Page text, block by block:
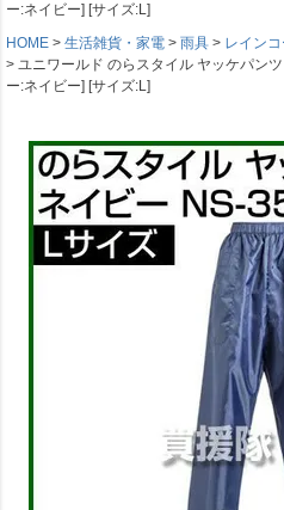
ー:ネイビー] [サイズ:L]
HOME
生活雑貨・家電 雨具
レインコ
ユニワールド のらスタイル ヤッケパン
ー:ネイビー] [サイズ:L]